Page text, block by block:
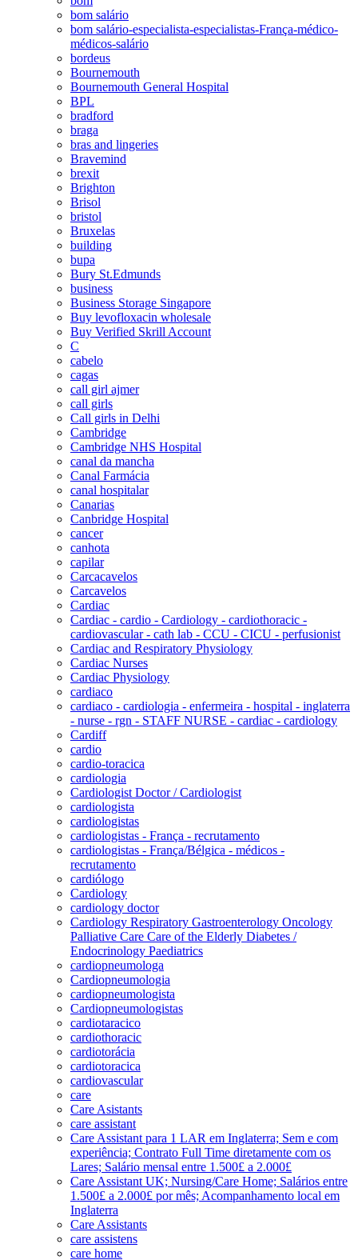
bom salário
bom salário-especialista-especialistas-França-médico-
médicos-salário
bordeus
Bournemouth
Bournemouth General Hospital
BPL
bradford
braga
bras and lingeries
Bravemind
brexit
Brighton
Brisol
bristol
Bruxelas
building
bupa
Bury St.Edmunds
business
Business Storage Singapore
Buy levofloxacin wholesale
Buy Verified Skrill Account
C
cabelo
cagas
call girl ajmer
call girls
Call girls in Delhi
Cambridge
Cambridge NHS Hospital
canal da mancha
Canal Farmácia
canal hospitalar
Canarias
Canbridge Hospital
cancer
canhota
capilar
Carcacavelos
Carcavelos
Cardiac
Cardiac - cardio - Cardiology - cardiothoracic -
cardiovascular - cath lab - CCU - CICU - perfusionist
Cardiac and Respiratory Physiology
Cardiac Nurses
Cardiac Physiology
cardiaco
cardiaco - cardiologia - enfermeira - hospital - inglaterra
- nurse - rgn - STAFF NURSE - cardiac - cardiology
Cardiff
cardio
cardio-toracica
cardiologia
Cardiologist Doctor / Cardiologist
cardiologista
cardiologistas
cardiologistas - França - recrutamento
cardiologistas - França/Bélgica - médicos -
recrutamento
cardiólogo
Cardiology
cardiology doctor
Cardiology Respiratory Gastroenterology Oncology
Palliative Care Care of the Elderly Diabetes /
Endocrinology Paediatrics
cardiopneumologa
Cardiopneumologia
cardiopneumologista
Cardiopneumologistas
cardiotaracico
cardiothoracic
cardiotorácia
cardiotoracica
cardiovascular
care
Care Asistants
care assistant
Care Assistant para 1 LAR em Inglaterra; Sem e com
experiência; Contrato Full Time diretamente com os
Lares; Salário mensal entre 1.500£ a 2.000£
Care Assistant UK; Nursing/Care Home; Salários entre
1.500£ a 2.000£ por mês; Acompanhamento local em
Inglaterra
Care Assistants
care assistens
care home